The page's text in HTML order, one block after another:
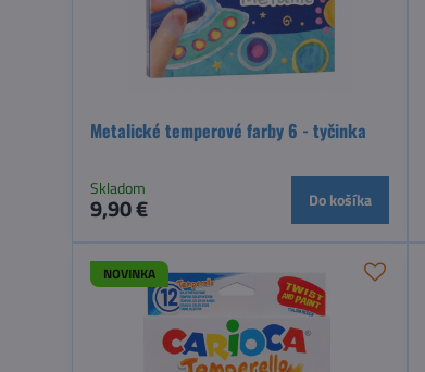
Metalické temperové farby 6 - tyčinka
Skladom
9,90 € Do košíka
NOVINKA